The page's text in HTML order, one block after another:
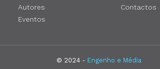
Autores
Eventos
Contactos
© 2024 - Engenho e Média